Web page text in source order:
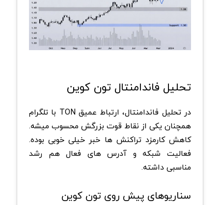
تحلیل فاندامنتال تون کوین
در تحلیل فاندامنتال، ارتباط عمیق TON با تلگرام
همچنان یکی از نقاط قوت بزرگش محسوب میشه.
کاهش کارمزد تراکنش ها خبر خیلی خوبی بوده.
فعالیت شبکه و آدرس های فعال هم رشد
مناسبی داشته.
سناریوهای پیش روی تون کوین